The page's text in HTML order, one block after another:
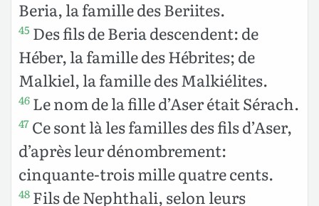
Beria, la famille des Beriites.
45 Des fils de Beria descendent: de
Héber, la famille des Hébrites; de
Malkiel, la famille des Malkiélites.
46 Le nom de la fille d’Aser était Sérach.
47 Ce sont là les familles des fils d’Aser,
d’après leur dénombrement:
cinquante-trois mille quatre cents.
48 Fils de Nephthali, selon leurs